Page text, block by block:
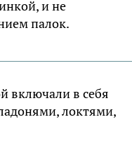
и не
палок.
включали в себя
локтями,